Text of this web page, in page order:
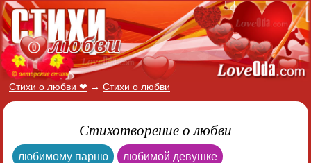
Стихи о любви ❤ → Стихи о любви
Стихотворение о любви
любимому парню любимой девушке